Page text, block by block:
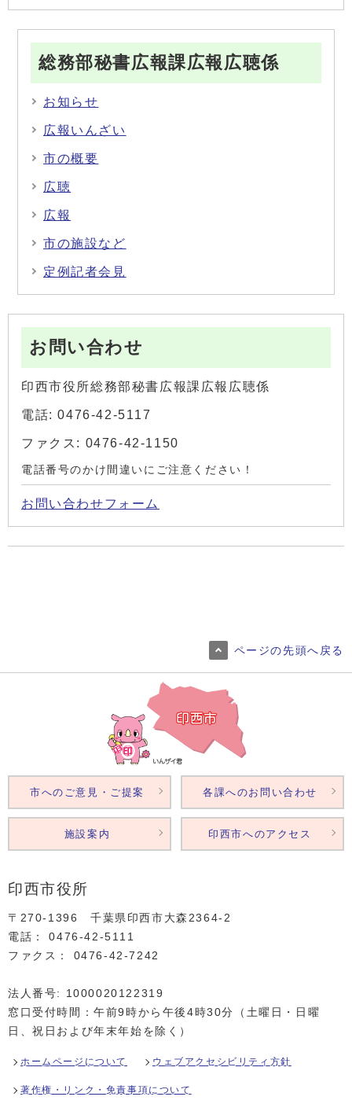
総務部秘書広報課広報広聴係
お知らせ
広報いんざい
市の概要
広聴
広報
市の施設など
定例記者会見
お問い合わせ
印西市役所総務部秘書広報課広報広聴係
電話: 0476-42-5117
ファクス: 0476-42-1150
電話番号のかけ間違いにご注意ください！
お問い合わせフォーム
ページの先頭へ戻る
印西市役所
〒270-1396 千葉県印西市大森2364‐2
電話： 0476‐42‐5111
ファクス： 0476‐42‐7242
法人番号: 1000020122319
窓口受付時間：午前9時から午後4時30分（土曜日・日曜
日、祝日および年末年始を除く）
ホームページについて ウェブアクセシビリティ方針
著作権・リンク・免責事項について
市へのご意見・ご提案 各課へのお問い合わせ
施設案内 印西市へのアクセス